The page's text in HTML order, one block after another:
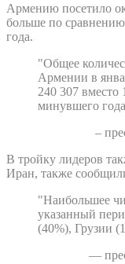
Армению посетило
больше по
года.
"Общее
Армении в
240 307 вместо
минувшего
–
В тройку лидеров
Иран, также
"Наибольшее
указанный
(40%), Грузии
—